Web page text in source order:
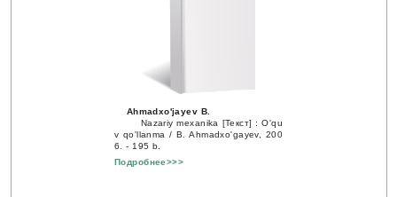
Ahmadxo'jayev B.
Nazariy mexanika [Текст] : O'qu
v qo'llanma / B. Ahmadxo'gayev, 200
6. - 195 b.
Подробнее>>>